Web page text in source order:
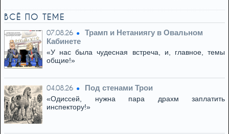
ВСЁ ПО ТЕМЕ
07.08.26
Трамп и Нетаниягу в Овальном
Кабинете
«У нас была чудесная встреча, и, главное, темы
общие!»
04.08.26 Под стенами Трои
«Одиссей, нужна пара драхм заплатить
инспектору!»